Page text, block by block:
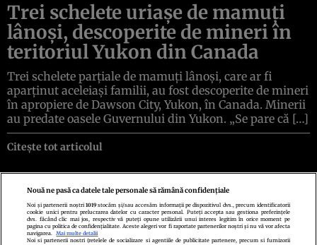
Trei schelete uriașe de mamuți
lânoși, descoperite de mineri în
teritoriul Yukon din Canada
Trei schelete parțiale de mamuți lânoși, care ar fi
aparținut aceleiași familii, au fost descoperite de mineri
în apropiere de Dawson City, Yukon, în Canada. Minerii
au predate oasele Guvernului din Yukon. „Se pare că […]
Citește tot articolul
Politica de confidenţialitatePolitica de cookiesTermeni şi condiţii
Echipa redacționalăContactSetări Cookies
Nouă ne pasă ca datele tale personale să rămână confidențiale
Noi și partenerii noștri1019 stocăm și/sau accesăm informații pe dispozitivul dvs., precum identificatorii
cookie unici pentru prelucrarea datelor cu caracter personal. Puteți accepta sau gestiona preferințele
dvs. făcând clic mai jos, respectiv vă puteți opune utilizării unui interes legitim în orice moment pe
pagina cu politica de confidențialitate. Aceste alegeri vor fi raportate partenerilor noștri și nu vă vor afecta
navigarea.
Mai multe detalii
Noi si partenerii nostri (retelele de socializare si agentiile de publicitate partenere, precum si furnizorii